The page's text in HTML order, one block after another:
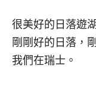
很美好的日落遊
剛剛好的日落，
我們在瑞士。